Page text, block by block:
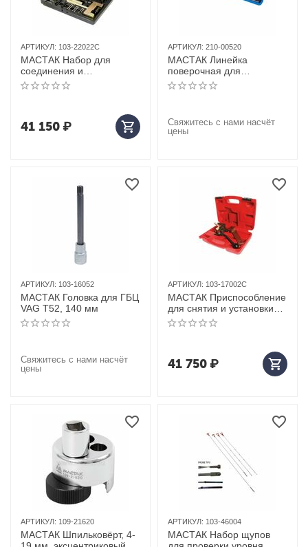
АРТИКУЛ: 103-22022C
МАСТАК Набор для
соединения и
разъединения звеньев
цепи ГРМ MB, кейс, 22
41 150₽
АРТИКУЛ: 210-00520
МАСТАК Линейка
поверочная для
измерения геометрии
поверхности, 600 мм,
Свяжитесь с нами насчёт
цены
АРТИКУЛ: 103-16052
МАСТАК Головка для ГБЦ
VAG Т52, 140 мм
Свяжитесь с нами насчёт
цены
АРТИКУЛ: 103-17002C
МАСТАК Приспособление
для снятия и установки
пружины клапана
давления BMW, кейс, 2
41 750₽
АРТИКУЛ: 109-21620
МАСТАК Шпильковёрт, 4-
АРТИКУЛ: 103-46004
МАСТАК Набор щупов